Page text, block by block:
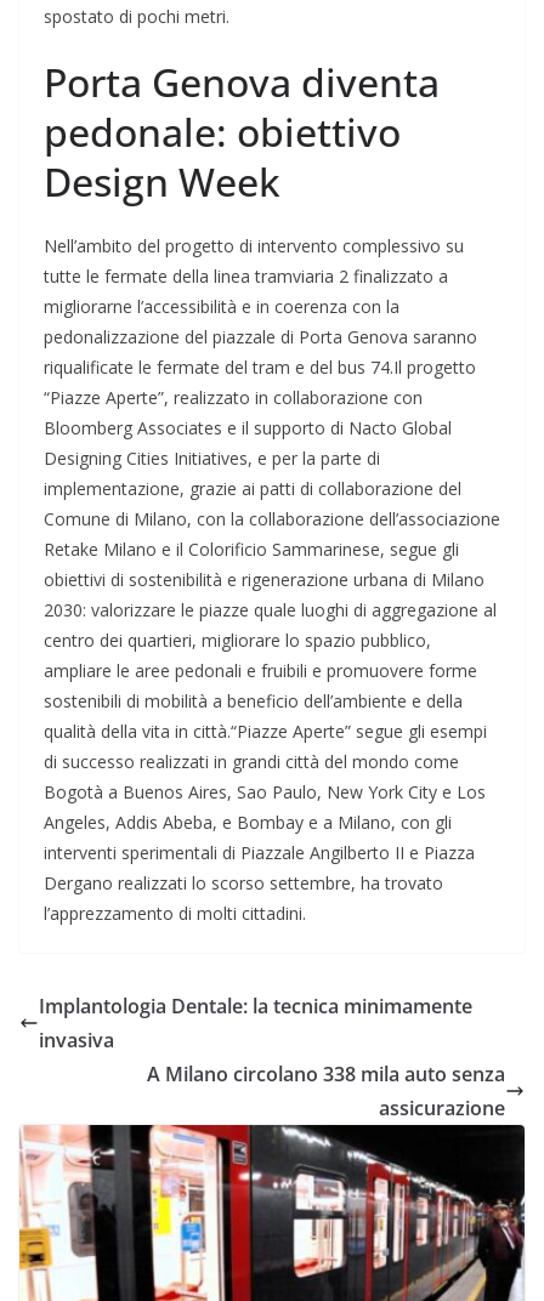
spostato di pochi metri.
Porta Genova diventa
pedonale: obiettivo
Design Week
Nell’ambito del progetto di intervento complessivo su
tutte le fermate della linea tramviaria 2 finalizzato a
migliorarne l’accessibilità e in coerenza con la
pedonalizzazione del piazzale di Porta Genova saranno
riqualificate le fermate del tram e del bus 74.Il progetto
“Piazze Aperte”, realizzato in collaborazione con
Bloomberg Associates e il supporto di Nacto Global
Designing Cities Initiatives, e per la parte di
implementazione, grazie ai patti di collaborazione del
Comune di Milano, con la collaborazione dell’associazione
Retake Milano e il Colorificio Sammarinese, segue gli
obiettivi di sostenibilità e rigenerazione urbana di Milano
2030: valorizzare le piazze quale luoghi di aggregazione al
centro dei quartieri, migliorare lo spazio pubblico,
ampliare le aree pedonali e fruibili e promuovere forme
sostenibili di mobilità a beneficio dell’ambiente e della
qualità della vita in città.“Piazze Aperte” segue gli esempi
di successo realizzati in grandi città del mondo come
Bogotà a Buenos Aires, Sao Paulo, New York City e Los
Angeles, Addis Abeba, e Bombay e a Milano, con gli
interventi sperimentali di Piazzale Angilberto II e Piazza
Dergano realizzati lo scorso settembre, ha trovato
l’apprezzamento di molti cittadini.
Implantologia Dentale: la tecnica minimamente
invasiva
A Milano circolano 338 mila auto senza
assicurazione